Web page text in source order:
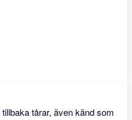
tårar, även känd som